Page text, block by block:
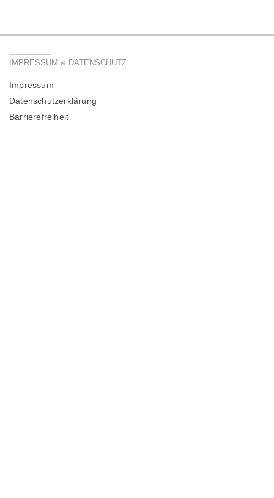
IMPRESSUM & DATENSCHUTZ
Impressum
Datenschutzerklärung
Barrierefreiheit